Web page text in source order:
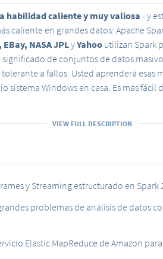
habilidad caliente y muy valiosa- y
caliente en grandes datos: Apache
NASA JPLyYahoo utilizan Spark
de conjuntos de datos
a fallos. Usted aprenderá esas
sistema Windows en casa. Es más fácil
de Spark a través de más de 15
de las tiendas de datos
trabajos de Spark rápidamente
VIEW FULL DESCRIPTION
y Streaming estructurado en Spark
problemas de análisis de datos
Elastic MapReduce de Amazon